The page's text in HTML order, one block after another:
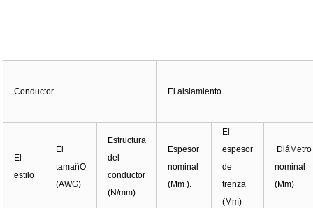
Conductor El aislamiento
El
estilo
El
tamañO
(AWG)
Estructura
del
conductor
(N/mm)
Espesor
nominal
(Mm ).
El
espesor
de
trenza
(Mm)
DiáMetro
nominal
(Mm)